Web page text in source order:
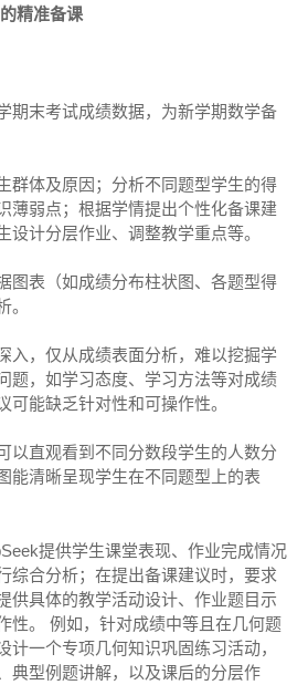
精准备课
期末考试成绩数据，为新学期数学备
群体及原因；分析不同题型学生的得
薄弱点；根据学情提出个性化备课建
设计分层作业、调整教学重点等。
图表（如成绩分布柱状图、各题型得
。
入，仅从成绩表面分析，难以挖掘学
题，如学习态度、学习方法等对成绩
可能缺乏针对性和可操作性。
以直观看到不同分数段学生的人数分
能清晰呈现学生在不同题型上的表
提供学生课堂表现、作业完成情况
综合分析；在提出备课建议时，要求
供具体的教学活动设计、作业题目示
性。 例如，针对成绩中等且在几何题
计一个专项几何知识巩固练习活动，
典型例题讲解，以及课后的分层作